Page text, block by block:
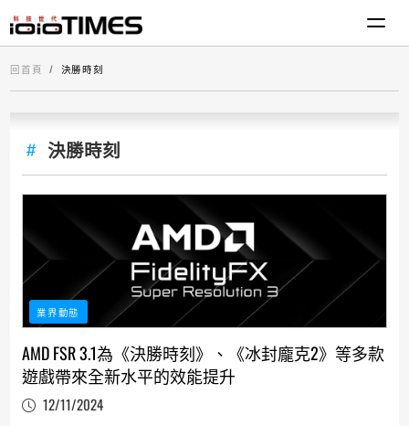
回首頁 決勝時刻
決勝時刻
業界動態
AMD FSR 3.1為《決勝時刻》、《冰封龐克2》等多款
遊戲帶來全新水平的效能提升
12/11/2024